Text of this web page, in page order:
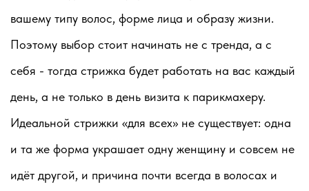
вашему типу волос, форме лица и образу жизни.
Поэтому выбор стоит начинать не с тренда, а с
себя - тогда стрижка будет работать на вас каждый
день, а не только в день визита к парикмахеру.
Идеальной стрижки «для всех» не существует: одна
и та же форма украшает одну женщину и совсем не
идёт другой, и причина почти всегда в волосах и